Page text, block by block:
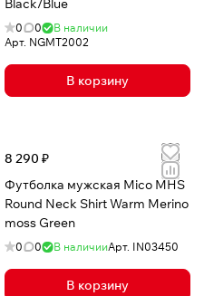
Black/Blue
0 0
В наличии
Арт. NGMT2002
В корзину
8 290 ₽
Футболка мужская Mico MHS
Round Neck Shirt Warm Merino
moss Green
0 0 В наличииАрт. IN03450
В корзину